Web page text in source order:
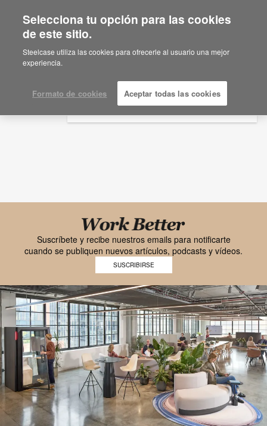
Are you in United States?
Would you like to see Products we sell in
your region?
English
Español
Investigación
Black
font
Work
Better
logo
Suscríbete y recibe nuestros emails para notificarte
cuando se publiquen nuevos artículos, podcasts y vídeos.
SUSCRIBIRSE
Selecciona tu opción para las cookies
de este sitio.
Steelcase utiliza las cookies para ofrecerle al usuario una mejor
experiencia.
Formato de cookies Aceptar todas las cookies